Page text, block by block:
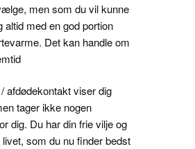
men som du vil kunne
altid med en god portion
Det kan handle om
afdødekontakt viser dig
tager ikke nogen
dig. Du har din frie vilje og
som du nu finder bedst